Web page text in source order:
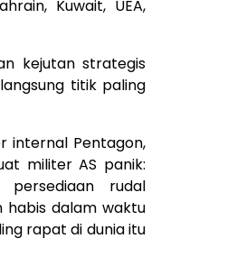
Kuwait, UEA,
kejutan strategis
titik paling
internal Pentagon,
militer AS panik:
rudal
habis dalam waktu
rapat di dunia itu